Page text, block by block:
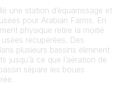
une station d’équarrissage et
usées pour Arabian Farms. En
physique retire la moitié
récupérées. Des
plusieurs bassins éliminent
jusqu’à ce que l’aération de
sépare les boues